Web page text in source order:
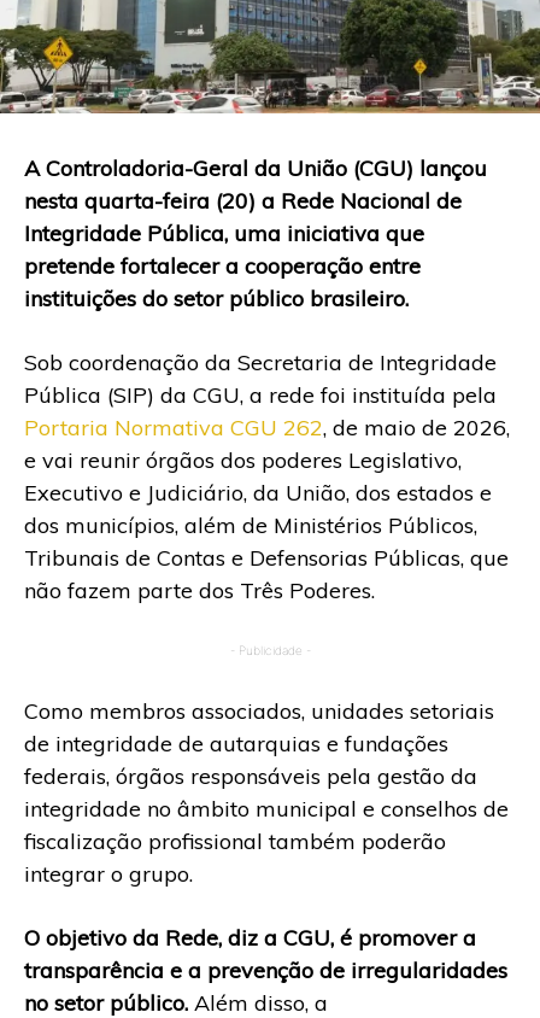
A Controladoria-Geral da União (CGU) lançou
nesta quarta-feira (20) a Rede Nacional de
Integridade Pública, uma iniciativa que
pretende fortalecer a cooperação entre
instituições do setor público brasileiro.
Sob coordenação da Secretaria de Integridade
Pública (SIP) da CGU, a rede foi instituída pela
Portaria Normativa CGU 262, de maio de 2026,
e vai reunir órgãos dos poderes Legislativo,
Executivo e Judiciário, da União, dos estados e
dos municípios, além de Ministérios Públicos,
Tribunais de Contas e Defensorias Públicas, que
não fazem parte dos Três Poderes.
- Publicidade -
Como membros associados, unidades setoriais
de integridade de autarquias e fundações
federais, órgãos responsáveis pela gestão da
integridade no âmbito municipal e conselhos de
fiscalização profissional também poderão
integrar o grupo.
O objetivo da Rede, diz a CGU, é promover a
transparência e a prevenção de irregularidades
no setor público. Além disso, a